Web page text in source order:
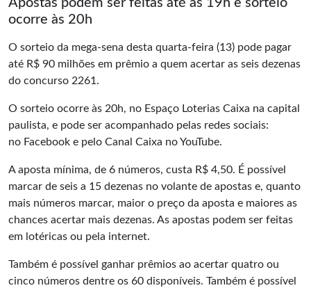
Apostas podem ser feitas até as 19h e sorteio
ocorre às 20h
O sorteio da mega-sena desta quarta-feira (13) pode pagar
até R$ 90 milhões em prêmio a quem acertar as seis dezenas
do concurso 2261.
O sorteio ocorre às 20h, no Espaço Loterias Caixa na capital
paulista, e pode ser acompanhado pelas redes sociais:
no Facebook e pelo Canal Caixa no YouTube.
A aposta mínima, de 6 números, custa R$ 4,50. É possível
marcar de seis a 15 dezenas no volante de apostas e, quanto
mais números marcar, maior o preço da aposta e maiores as
chances acertar mais dezenas. As apostas podem ser feitas
em lotéricas ou pela internet.
Também é possível ganhar prêmios ao acertar quatro ou
cinco números dentre os 60 disponíveis. Também é possível